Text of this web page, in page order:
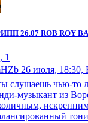
26.07 ROB ROY
1
26 июля, 18:30,
слушаешь чью-
из